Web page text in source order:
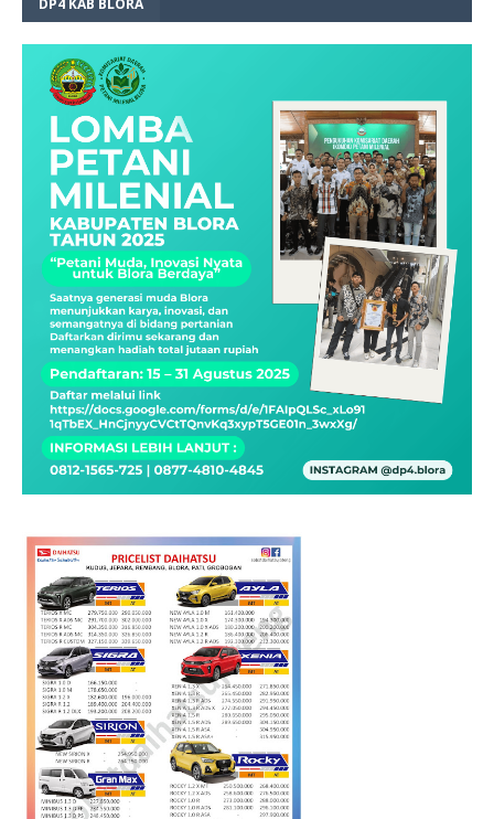
DP4 KAB BLORA